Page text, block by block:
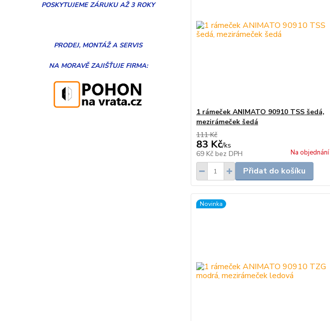
POSKYTUJEME ZÁRUKU AŽ 3 ROKY
PRODEJ, MONTÁŽA SERVIS
NA MORAVĚZAJIŠŤUJE FIRMA:
1 rámeček ANIMATO 90910 TSS šedá,
mezirámeček šedá
111 Kč
83 Kč/ks
69 Kč bez DPH Na objednání
Přidat do košíku
Novinka